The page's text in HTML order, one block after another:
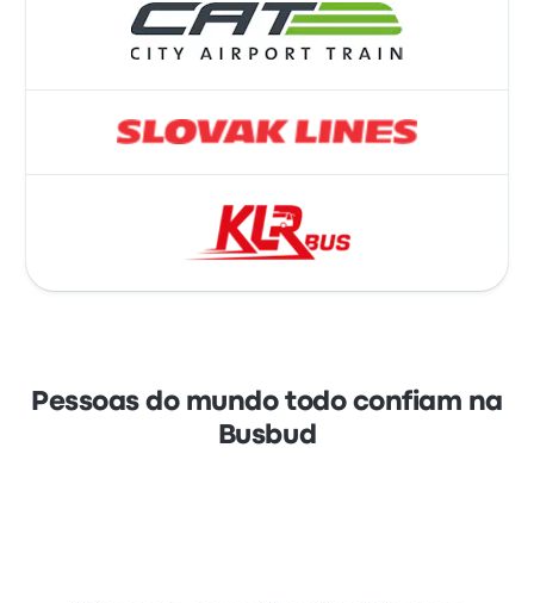
Pessoas do mundo todo confiam na
Busbud